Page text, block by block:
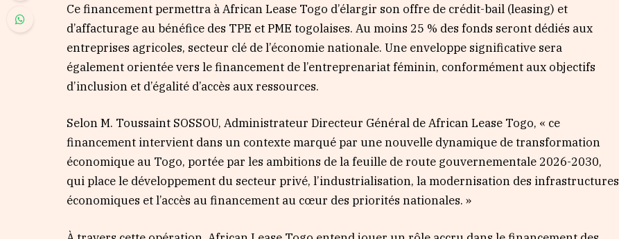
Ce financement permettra à African Lease Togo d’élargir son offre de crédit-bail (leasing) et
d’affacturage au bénéfice des TPE et PME togolaises. Au moins 25 % des fonds seront dédiés aux
entreprises agricoles, secteur clé de l’économie nationale. Une enveloppe significative sera
également orientée vers le financement de l’entreprenariat féminin, conformément aux objectifs
d’inclusion et d’égalité d’accès aux ressources.
Selon M. Toussaint SOSSOU, Administrateur Directeur Général de African Lease Togo, « ce
financement intervient dans un contexte marqué par une nouvelle dynamique de transformation
économique au Togo, portée par les ambitions de la feuille de route gouvernementale 2026-2030,
qui place le développement du secteur privé, l’industrialisation, la modernisation des infrastructures
économiques et l’accès au financement au cœur des priorités nationales. »